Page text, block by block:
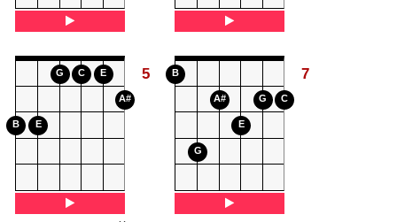
B E
G C E
A#
5 B
G
A#
E
G C
7